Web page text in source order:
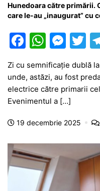
Hunedoara către primării.
care le-au „inaugurat” cu
F
c
e
b
o
k
W
at
s
A
p
M
s
s
e
n
er
T
Zi cu semnificație dublă
unde, astăzi, au fost
electrice către primarii
Evenimentul a […]
19 decembrie 2025